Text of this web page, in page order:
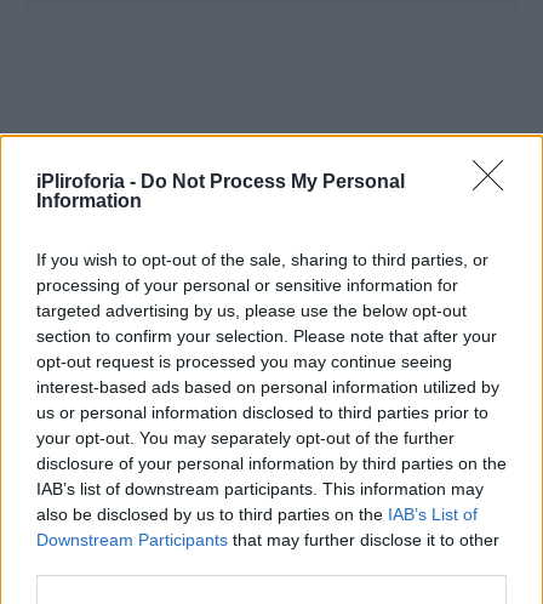
iPliroforia - Do Not Process My Personal
Information
If you wish to opt-out of the sale, sharing to third parties, or
processing of your personal or sensitive information for
targeted advertising by us, please use the below opt-out
section to confirm your selection. Please note that after your
opt-out request is processed you may continue seeing
interest-based ads based on personal information utilized by
us or personal information disclosed to third parties prior to
your opt-out. You may separately opt-out of the further
disclosure of your personal information by third parties on the
IAB’s list of downstream participants. This information may
also be disclosed by us to third parties on the IAB’s List of
Downstream Participants that may further disclose it to other
– Δυνατότητα επικοινωνίας μεταξύ γονέων.